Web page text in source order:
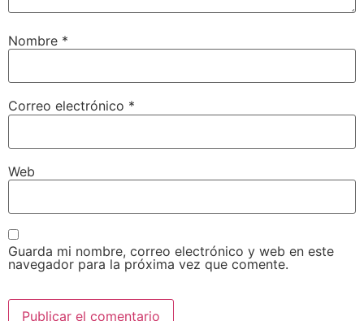
Nombre *
Correo electrónico *
Web
Guarda mi nombre, correo electrónico y web en este
navegador para la próxima vez que comente.